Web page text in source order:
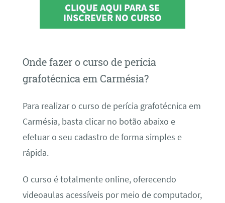
CLIQUE AQUI PARA SE
INSCREVER NO CURSO
Onde fazer o curso de perícia
grafotécnica em Carmésia?
Para realizar o curso de perícia grafotécnica em
Carmésia, basta clicar no botão abaixo e
efetuar o seu cadastro de forma simples e
rápida.
O curso é totalmente online, oferecendo
videoaulas acessíveis por meio de computador,